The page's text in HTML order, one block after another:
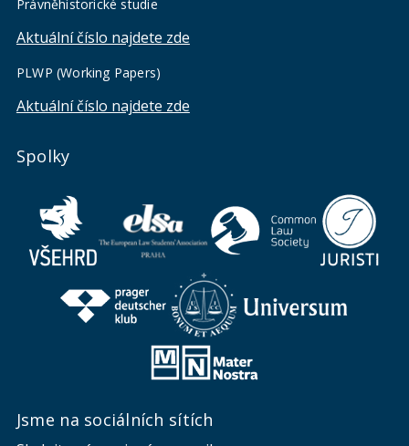
Právněhistorické studie
Aktuální číslo najdete zde
PLWP (Working Papers)
Aktuální číslo najdete zde
Spolky
Jsme na sociálních sítích